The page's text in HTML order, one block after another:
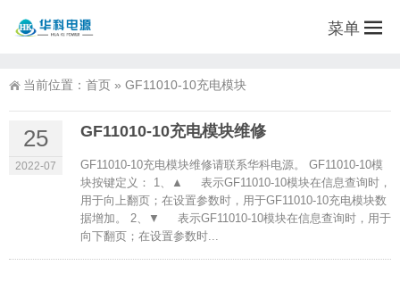
菜单
当前位置： 首页 » GF11010-10充电模块
25
2022-07
GF11010-10充电模块维修
GF11010-10充电模块维修请联系华科电源。 GF11010-10模
块按键定义： 1、▲ 表示GF11010-10模块在信息查询时，
用于向上翻页；在设置参数时，用于GF11010-10充电模块数
据增加。 2、▼ 表示GF11010-10模块在信息查询时，用于
向下翻页；在设置参数时...